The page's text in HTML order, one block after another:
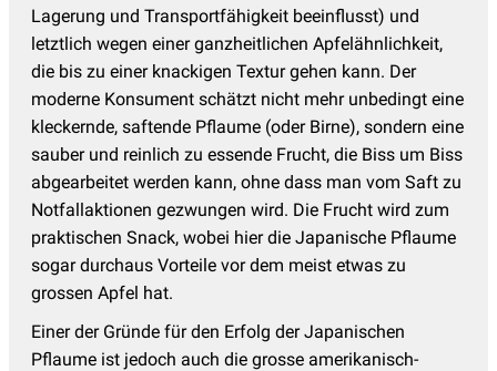
Lagerung und Transportfähigkeit beeinflusst) und
letztlich wegen einer ganzheitlichen Apfelähnlichkeit,
die bis zu einer knackigen Textur gehen kann. Der
moderne Konsument schätzt nicht mehr unbedingt eine
kleckernde, saftende Pflaume (oder Birne), sondern eine
sauber und reinlich zu essende Frucht, die Biss um Biss
abgearbeitet werden kann, ohne dass man vom Saft zu
Notfallaktionen gezwungen wird. Die Frucht wird zum
praktischen Snack, wobei hier die Japanische Pflaume
sogar durchaus Vorteile vor dem meist etwas zu
grossen Apfel hat.
Einer der Gründe für den Erfolg der Japanischen
Pflaume ist jedoch auch die grosse amerikanisch-